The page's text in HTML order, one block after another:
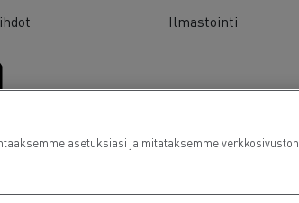
Ilmastointi
asetuksiasi ja mitataksemme